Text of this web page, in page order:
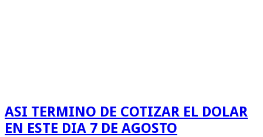
ASI TERMINO DE COTIZAR EL DOLAR
EN ESTE DIA 7 DE AGOSTO